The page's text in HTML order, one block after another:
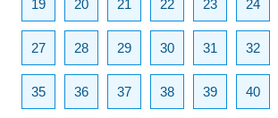
19 20 21 22 23 24
27 28 29 30 31 32
35 36 37 38 39 40